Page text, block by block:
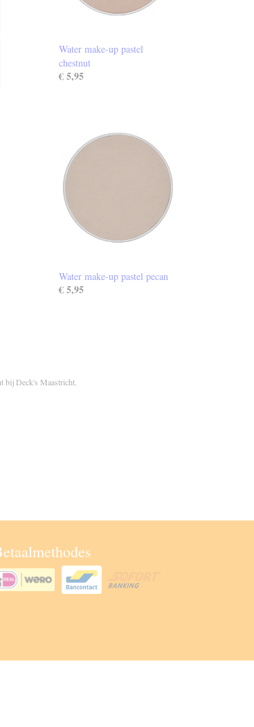
Water make-up pastel
chestnut
€ 5,95
Water make-up pastel pecan
€ 5,95
bij Deck's Maastricht.